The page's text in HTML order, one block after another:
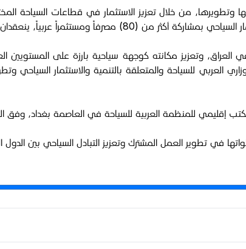
من خلال تعزيز الاستثمار في قطاعات السياحة
عربياً، ينعقدان في العاصمة بغداد".
العراق، وتعزيز مكانته كوجهة سياحية بارزة على المستويين
للسياحة والمتعلقة بالتنمية والاستثمار السياحي
إقليمي للمنظمة العربية للسياحة في العاصمة بغداد، وفق
في تطوير العمل المشترك وتعزيز التبادل السياحي بين الدول